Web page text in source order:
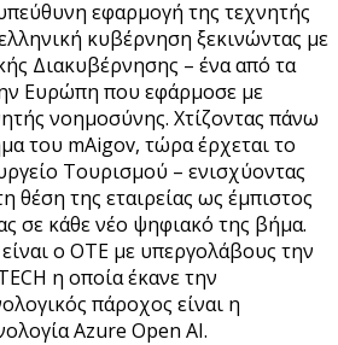
εφαρμογή της τεχνητής
κυβέρνηση ξεκινώντας με
Διακυβέρνησης – ένα από τα
Ευρώπη που εφάρμοσε με
νοημοσύνης. Χτίζοντας πάνω
του mAigov, τώρα έρχεται το
Τουρισμού – ενισχύοντας
θέση της εταιρείας ως έμπιστος
σε κάθε νέο ψηφιακό της βήμα.
ο ΟΤΕ με υπεργολάβους την
η οποία έκανε την
πάροχος είναι η
Azure Open AI.